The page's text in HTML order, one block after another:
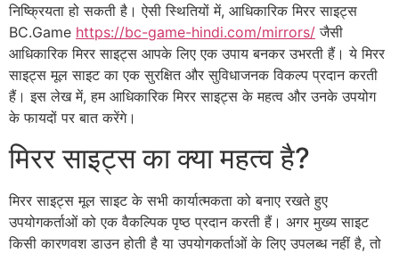
निष्क्रियता हो सकती है। ऐसी स्थितियों में, आधिकारिक मिरर साइट्स
BC.Game https://bc-game-hindi.com/mirrors/ जैसी
आधिकारिक मिरर साइट्स आपके लिए एक उपाय बनकर उभरती हैं। ये मिरर
साइट्स मूल साइट का एक सुरक्षित और सुविधाजनक विकल्प प्रदान करती
हैं। इस लेख में, हम आधिकारिक मिरर साइट्स के महत्व और उनके उपयोग
के फायदों पर बात करेंगे।
मिरर साइट्स का क्या महत्व है?
मिरर साइट्स मूल साइट के सभी कार्यात्मकता को बनाए रखते हुए
उपयोगकर्ताओं को एक वैकल्पिक पृष्ठ प्रदान करती हैं। अगर मुख्य साइट
किसी कारणवश डाउन होती है या उपयोगकर्ताओं के लिए उपलब्ध नहीं है, तो